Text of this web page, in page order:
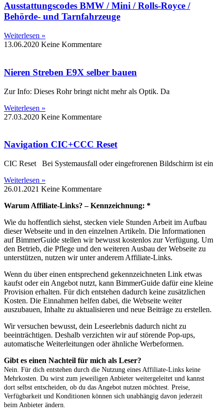
Ausstattungscodes BMW / Mini / Rolls-Royce /
Behörde- und Tarnfahrzeuge
Weiterlesen »
13.06.2020 Keine Kommentare
Nieren Streben E9X selber bauen
Zur Info: Dieses Rohr bringt nicht mehr als Optik. Da
Weiterlesen »
27.03.2020 Keine Kommentare
Navigation CIC+CCC Reset
CIC Reset Bei Systemausfall oder eingefrorenen Bildschirm ist ein
Weiterlesen »
26.01.2021 Keine Kommentare
Warum Affiliate-Links? – Kennzeichnung: *
Wie du hoffentlich siehst, stecken viele Stunden Arbeit im Aufbau
dieser Webseite und in den einzelnen Artikeln. Die Informationen
auf BimmerGuide stellen wir bewusst kostenlos zur Verfügung. Um
den Betrieb, die Pflege und den weiteren Ausbau der Webseite zu
unterstützen, nutzen wir unter anderem Affiliate-Links.
Wenn du über einen entsprechend gekennzeichneten Link etwas
kaufst oder ein Angebot nutzt, kann BimmerGuide dafür eine kleine
Provision erhalten. Für dich entstehen dadurch keine zusätzlichen
Kosten. Die Einnahmen helfen dabei, die Webseite weiter
auszubauen, Inhalte zu aktualisieren und neue Beiträge zu erstellen.
Wir versuchen bewusst, dein Leseerlebnis dadurch nicht zu
beeinträchtigen. Deshalb verzichten wir auf störende Pop-ups,
automatische Weiterleitungen oder ähnliche Werbeformen.
Gibt es einen Nachteil für mich als Leser?
Nein. Für dich entstehen durch die Nutzung eines Affiliate-Links keine
Mehrkosten. Du wirst zum jeweiligen Anbieter weitergeleitet und kannst
dort selbst entscheiden, ob du das Angebot nutzen möchtest. Preise,
Verfügbarkeit und Konditionen können sich unabhängig davon jederzeit
beim Anbieter ändern.